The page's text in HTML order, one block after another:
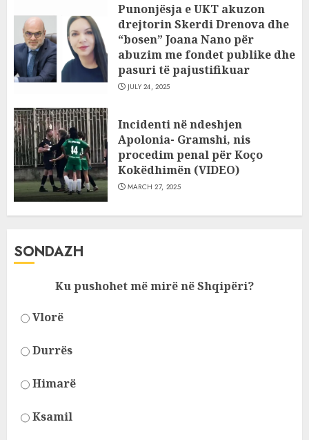
Punonjësja e UKT akuzon
drejtorin Skerdi Drenova dhe
“bosen” Joana Nano për
abuzim me fondet publike dhe
pasuri të pajustifikuar
JULY 24, 2025
Incidenti në ndeshjen
Apolonia- Gramshi, nis
procedim penal për Koço
Kokëdhimën (VIDEO)
MARCH 27, 2025
SONDAZH
Ku pushohet më mirë në Shqipëri?
Vlorë
Durrës
Himarë
Ksamil